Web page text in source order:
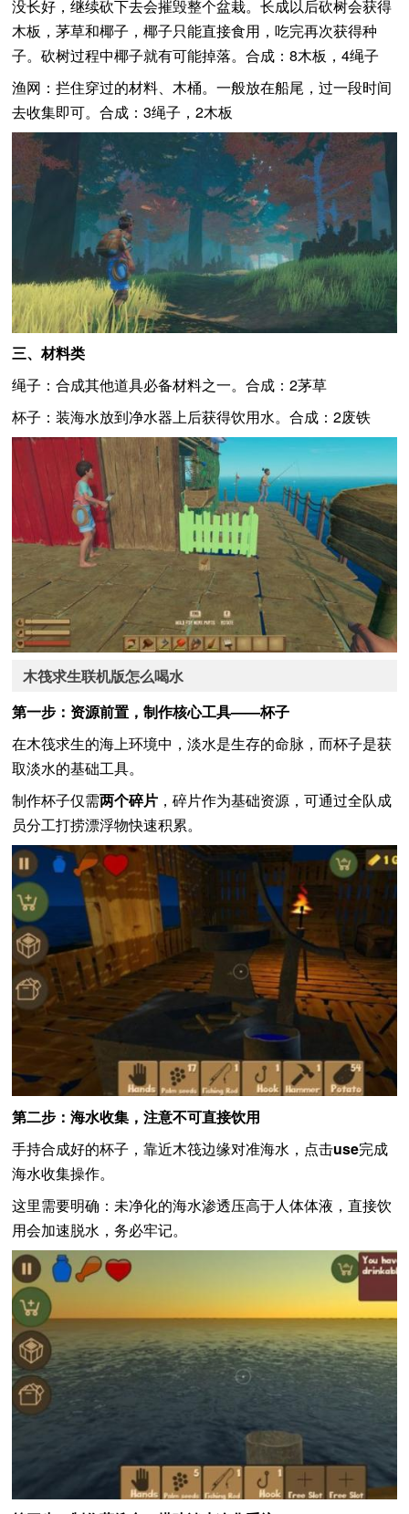
没长好，继续砍下去会摧毁整个盆栽。长成以后砍树会获得
木板，茅草和椰子，椰子只能直接食用，吃完再次获得种
子。砍树过程中椰子就有可能掉落。合成：8木板，4绳子
渔网：拦住穿过的材料、木桶。一般放在船尾，过一段时间
去收集即可。合成：3绳子，2木板
三、材料类
绳子：合成其他道具必备材料之一。合成：2茅草
杯子：装海水放到净水器上后获得饮用水。合成：2废铁
木筏求生联机版怎么喝水
第一步：资源前置，制作核心工具——杯子
在木筏求生的海上环境中，淡水是生存的命脉，而杯子是获
取淡水的基础工具。
制作杯子仅需两个碎片 ，碎片作为基础资源，可通过全队成
员分工打捞漂浮物快速积累。
第二步：海水收集，注意不可直接饮用
手持合成好的杯子，靠近木筏边缘对准海水，点击use完成
海水收集操作。
这里需要明确：未净化的海水渗透压高于人体体液，直接饮
用会加速脱水，务必牢记。